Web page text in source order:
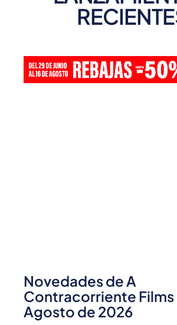
Novedades de A
Contracorriente Films
Agosto de 2026